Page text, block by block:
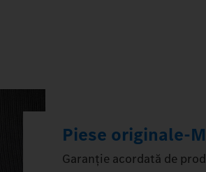
Piese
Garanție acordată de